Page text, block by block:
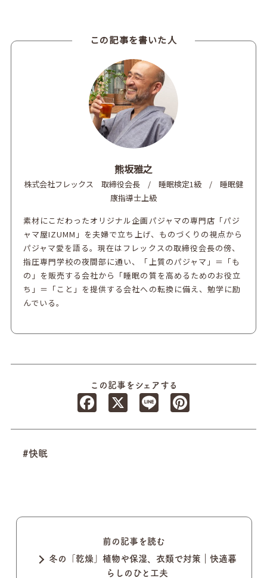
この記事を書いた人
熊坂雅之
株式会社フレックス 取締役会長 / 睡眠検定1級 / 睡眠健
康指導士上級
素材にこだわったオリジナル企画パジャマの専門店「パジ
ャマ屋IZUMM」を夫婦で立ち上げ、ものづくりの視点から
パジャマ愛を語る。現在はフレックスの取締役会長の傍、
指圧専門学校の夜間部に通い、「上質のパジャマ」＝「も
の」を販売する会社から「睡眠の質を高めるためのお役立
ち」＝「こと」を提供する会社への転換に備え、勉学に励
んでいる。
この記事をシェアする
Facebook
Line
#快眠
前の記事を読む
冬の「乾燥」植物や保湿、衣類で対策｜快適暮
らしのひと工夫